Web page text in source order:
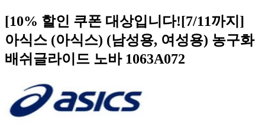
[10% 할인 쿠폰 대상입니다![7/11까지]
아식스 (아식스) (남성용, 여성용) 농구화
배쉬글라이드 노바 1063A072